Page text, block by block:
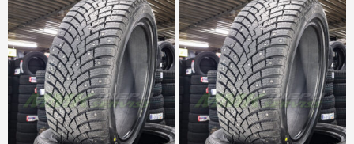
€195.00.€172.00.
€200.00.€177.00.